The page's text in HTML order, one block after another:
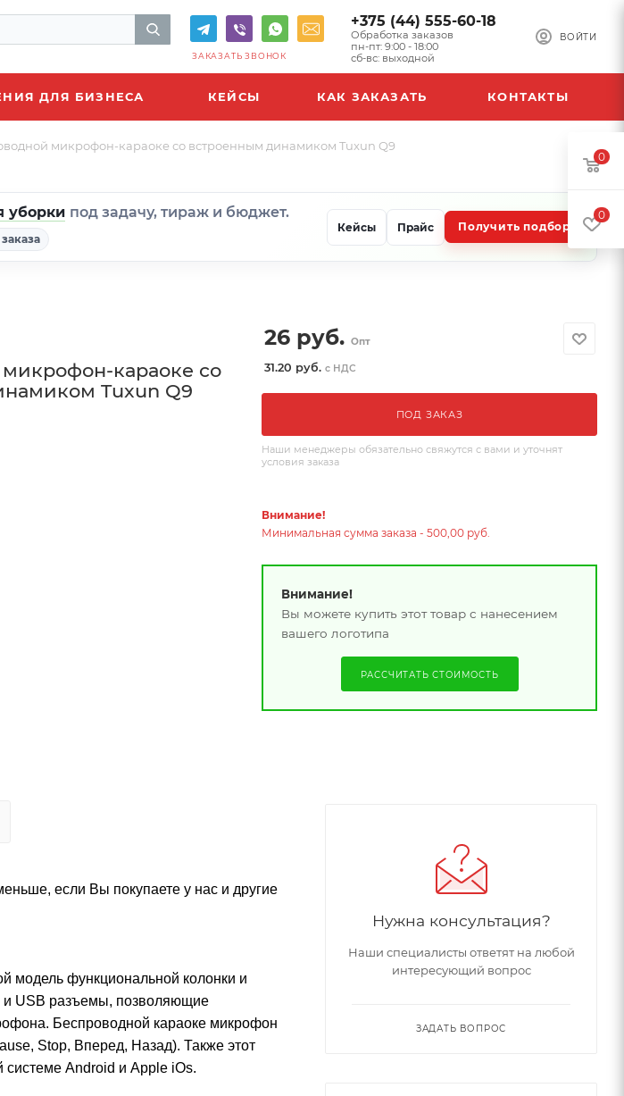
ВОЙТИ
+375 (44) 555-60-18
Обработка заказов
пн-пт: 9:00 - 18:00
сб-вс: выходной
ЗАКАЗАТЬ ЗВОНОК
ДЛЯ БИЗНЕСА КЕЙСЫ КАК ЗАКАЗАТЬ КОНТАКТЫ
микрофон-караоке со встроенным динамиком Tuxun Q9
уборки под задачу, тираж и бюджет.
Кейсы Прайс Получить подбор
караоке со
Tuxun Q9
26 руб. Опт
31.20 руб.с НДС
ПОД ЗАКАЗ
Наши менеджеры обязательно свяжутся с вами и уточнят
условия заказа
Внимание!
Минимальная сумма заказа - 500,00 руб.
Внимание!
Вы можете купить этот товар с нанесением
вашего логотипа
РАССЧИТАТЬ СТОИМОСТЬ
если Вы покупаете у нас и другие
модель функциональной колонки и
и USB разъемы, позволяющие
Беспроводной караоке микрофон
Stop, Вперед, Назад). Также этот
Android и Apple iOs.
Нужна консультация?
Наши специалисты ответят на любой
интересующий вопрос
ЗАДАТЬ ВОПРОС
0
0